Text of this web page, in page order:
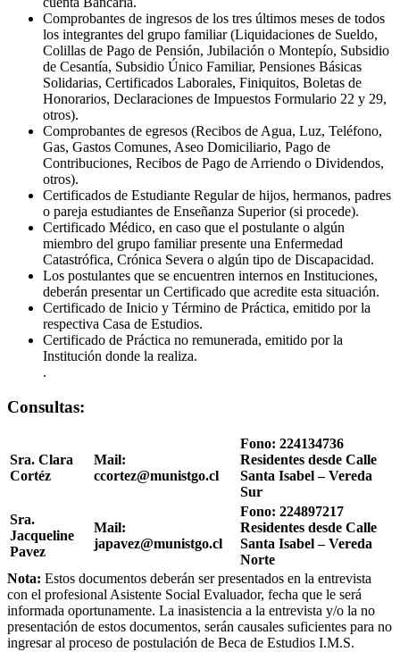
Comprobantes de ingresos de los tres últimos meses de todos
los integrantes del grupo familiar (Liquidaciones de Sueldo,
Colillas de Pago de Pensión, Jubilación o Montepío, Subsidio
de Cesantía, Subsidio Único Familiar, Pensiones Básicas
Solidarias, Certificados Laborales, Finiquitos, Boletas de
Honorarios, Declaraciones de Impuestos Formulario 22 y 29,
otros).
Comprobantes de egresos (Recibos de Agua, Luz, Teléfono,
Gas, Gastos Comunes, Aseo Domiciliario, Pago de
Contribuciones, Recibos de Pago de Arriendo o Dividendos,
otros).
Certificados de Estudiante Regular de hijos, hermanos, padres
o pareja estudiantes de Enseñanza Superior (si procede).
Certificado Médico, en caso que el postulante o algún
miembro del grupo familiar presente una Enfermedad
Catastrófica, Crónica Severa o algún tipo de Discapacidad.
Los postulantes que se encuentren internos en Instituciones,
deberán presentar un Certificado que acredite esta situación.
Certificado de Inicio y Término de Práctica, emitido por la
respectiva Casa de Estudios.
Certificado de Práctica no remunerada, emitido por la
Institución donde la realiza.
.
Consultas:
Sra. Clara
Cortéz
Mail:
ccortez@munistgo.cl
Fono: 224134736
Residentes desde Calle
Santa Isabel – Vereda
Sur
Sra.
Jacqueline
Pavez
Mail:
japavez@munistgo.cl
Fono: 224897217
Residentes desde Calle
Santa Isabel – Vereda
Norte
Nota: Estos documentos deberán ser presentados en la entrevista
con el profesional Asistente Social Evaluador, fecha que le será
informada oportunamente. La inasistencia a la entrevista y/o la no
presentación de estos documentos, serán causales suficientes para no
ingresar al proceso de postulación de Beca de Estudios I.M.S.